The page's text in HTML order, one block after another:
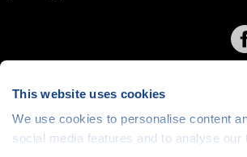
This website uses cookies
We use cookies to personalise content
social media features and to analyse our
Cookies| © 1999-2026 Člověk v tísni